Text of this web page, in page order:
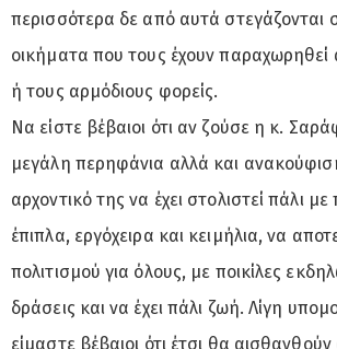
περισσότερα δε από αυτά στεγάζονται
οικήματα που τους έχουν
ή τους αρμόδιους φορείς.
Να είστε βέβαιοι ότι αν ζούσε η κ.
μεγάλη περηφάνια αλλά και
αρχοντικό της να έχει στολιστεί πάλι
έπιπλα, εργόχειρα και κειμήλια, να
πολιτισμού για όλους, με ποικίλες
δράσεις και να έχει πάλι ζωή. Λίγη
είμαστε βέβαιοι ότι έτσι θα